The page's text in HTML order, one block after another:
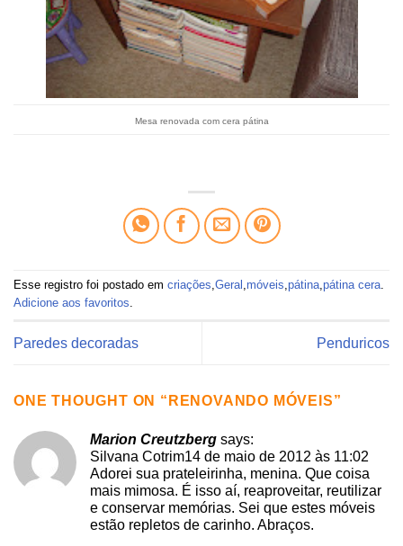
Mesa renovada com cera pátina
Esse registro foi postado em criações,Geral ,móveis,pátina,pátina cera.
Adicione aos favoritos.
Paredes decoradas Penduricos
ONE THOUGHT ON “ RENOVANDO MÓVEIS”
Marion Creutzberg says:
Silvana Cotrim14 de maio de 2012 às 11:02
Adorei sua prateleirinha, menina. Que coisa
mais mimosa. É isso aí, reaproveitar, reutilizar
e conservar memórias. Sei que estes móveis
estão repletos de carinho. Abraços.